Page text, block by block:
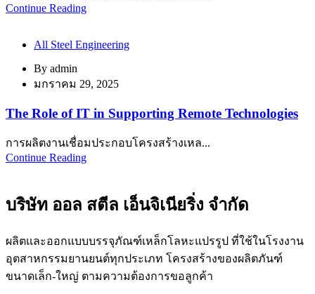
Continue Reading
All Steel Engineering
By admin
มกราคม 29, 2025
The Role of IT in Supporting Remote Technologies
การผลิตงานเชื่อมประกอบโครงสร้างเหล...
Continue Reading
บริษัท ออล สตีล เอ็นจิเนียริ่ง จำกัด
ผลิตและออกแบบบรรจุภัณฑ์เหล็กโลหะแปรรูป ที่ใช้ในโรงงาน
อุตสาหกรรมยานยนต์ทุกประเภท โครงสร้างของผลิตภันฑ์
ขนาดเล็ก-ใหญ่ ตามความต้องการขอลูกค้า